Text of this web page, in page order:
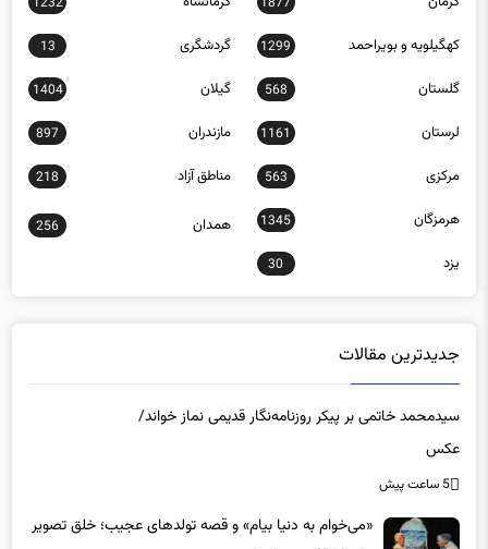
کهگیلویه و بویراحمد 1299 گردشگری 13
گلستان 568 گیلان 1404
لرستان 1161 مازندران 897
مرکزی 563 مناطق آزاد 218
هرمزگان 1345
256
یزد 30
سیدمحمد خاتمی بر پیکر روزنامه‌نگار قدیمی نماز خواند/
عکس
5 ساعت پیش
برای کودک مهم است